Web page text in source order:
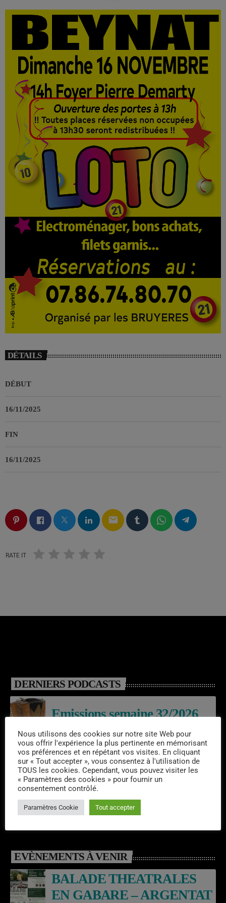
DÉTAILS
DÉBUT
16/11/2025
FIN
16/11/2025
email
RATE IT
DERNIERS PODCASTS
Emissions semaine 32/2026
Laroq’En Fête
Emissions semaine 31/2026
EVÈNEMENTS À VENIR
BALADE THEATRALES
EN GABARE – ARGENTAT
Nous utilisons des cookies sur notre site Web pour
vous offrir l'expérience la plus pertinente en mémorisant
vos préférences et en répétant vos visites. En cliquant
sur « Tout accepter », vous consentez à l'utilisation de
TOUS les cookies. Cependant, vous pouvez visiter les
« Paramètres des cookies » pour fournir un
consentement contrôlé.
Paramètres Cookie Tout accepter